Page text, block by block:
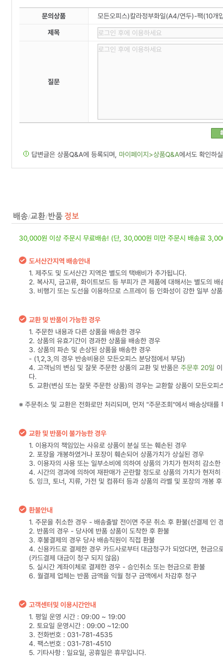
문의상품 모든오피스)칼라정부화일(A4/연두)-팩(10개
제목
질문
답변글은 상품Q&A에 등록되며, 마이페이지>상품Q&A에서도 확인하
30,000원 이상 주문시 무료배송! (단, 30,000원 미만 주문시 배송료
도서산간지역 배송안내
1. 제주도 및 도서산간 지역은 별도의 택배비가 추가됩니다.
2. 복사지, 금고류, 화이트보드 등 부피가 큰 제품에 대해서는 별도의
3. 비행기 또는 도선을 이용하므로 스프레이 등 인화성이 강한 일부 상
교환 및 반품이 가능한 경우
1. 주문한 내용과 다른 상품을 배송한 경우
2. 상품의 유효기간이 경과한 상품을 배송한 경우
3. 상품의 파손 및 손상된 상품을 배송한 경우
- (1,2,3,의 경우 반송비용은 모든오피스 분당점에서 부담)
4. 고객님의 변심 및 잘못 주문한 상품의 교환 및 반품은 주문후 20일
다.
5. 교환(변심 또는 잘못 주문한 상품)의 경우는 교환할 상품이 모든오피
※ 주문취소 및 교환은 전화로만 처리되며, 먼저 "주문조회"에서 배송상태를
교환 및 반품이 불가능한 경우
1. 이용자의 책임있는 사유로 상품이 분실 또는 훼손된 경우
2. 포장을 개봉하였거나 포장이 훼손되어 상품가치가 상실된 경우
3. 이용자의 사용 또는 일부소비에 의하여 상품의 가치가 현저히 감소한
4. 시간의 경과에 의하여 재판매가 곤란할 정도로 상품의 가치가 현저히
5. 잉크, 토너, 지류, 가전 및 컴퓨터 등과 상품의 라벨 및 포장의 개봉
환불안내
1. 주문을 취소한 경우 - 배송출발 전이면 주문 취소 후 환불(선결제 인
2. 반품의 경우 - 당사에 반품 상품이 도착한 후 환불
3. 후불결제의 경우 당사 배송직원이 직접 환불
4. 신용카드로 결제한 경우 카드사로부터 대금청구가 되었다면, 현금
(카드결제 대금이 청구 되지 않음)
5. 실시간 계좌이체로 결제한 경우 - 승인취소 또는 현금으로 환불
6. 월결제 업체는 반품 금액을 익월 청구 금액에서 차감후 청구
고객센터및 이용시간안내
1. 평일 운영 시간 : 09:00 ~ 19:00
2. 토요일 운영시간 : 09:00 ~12:00
3. 전화번호 : 031-781-4535
4. 팩스번호 : 031-781-4510
5. 기타사항 : 일요일, 공휴일은 휴무입니다.